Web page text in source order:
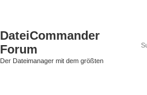
DateiCommander
Forum
Der Dateimanager mit dem größten